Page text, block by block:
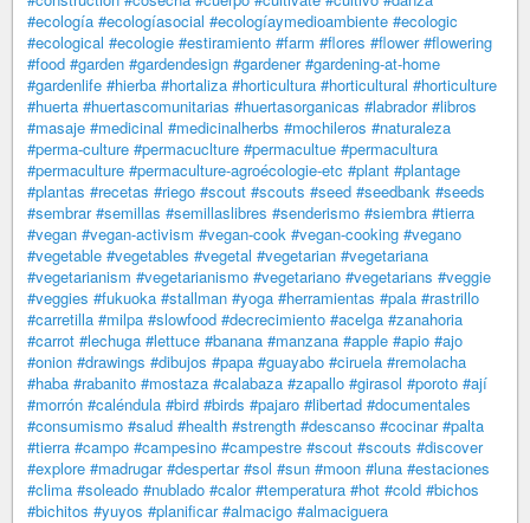
#ecología #ecologíasocial #ecologíaymedioambiente #ecologic
#ecological #ecologie #estiramiento #farm #flores #flower #flowering
#food #garden #gardendesign #gardener #gardening-at-home
#gardenlife #hierba #hortaliza #horticultura #horticultural #horticulture
#huerta #huertascomunitarias #huertasorganicas #labrador #libros
#masaje #medicinal #medicinalherbs #mochileros #naturaleza
#perma-culture #permacuclture #permacultue #permacultura
#permaculture #permaculture-agroécologie-etc #plant #plantage
#plantas #recetas #riego #scout #scouts #seed #seedbank #seeds
#sembrar #semillas #semillaslibres #senderismo #siembra #tierra
#vegan #vegan-activism #vegan-cook #vegan-cooking #vegano
#vegetable #vegetables #vegetal #vegetarian #vegetariana
#vegetarianism #vegetarianismo #vegetariano #vegetarians #veggie
#veggies #fukuoka #stallman #yoga #herramientas #pala #rastrillo
#carretilla #milpa #slowfood #decrecimiento #acelga #zanahoria
#carrot #lechuga #lettuce #banana #manzana #apple #apio #ajo
#onion #drawings #dibujos #papa #guayabo #ciruela #remolacha
#haba #rabanito #mostaza #calabaza #zapallo #girasol #poroto #ají
#morrón #caléndula #bird #birds #pajaro #libertad #documentales
#consumismo #salud #health #strength #descanso #cocinar #palta
#tierra #campo #campesino #campestre #scout #scouts #discover
#explore #madrugar #despertar #sol #sun #moon #luna #estaciones
#clima #soleado #nublado #calor #temperatura #hot #cold #bichos
#bichitos #yuyos #planificar #almacigo #almaciguera